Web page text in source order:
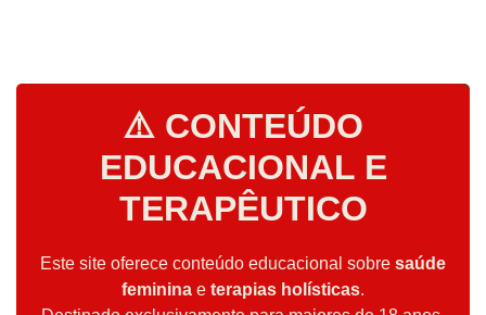
⚠️ CONTEÚDO
EDUCACIONAL E
TERAPÊUTICO
Este site oferece conteúdo educacional sobre saúde
feminina e terapias holísticas.